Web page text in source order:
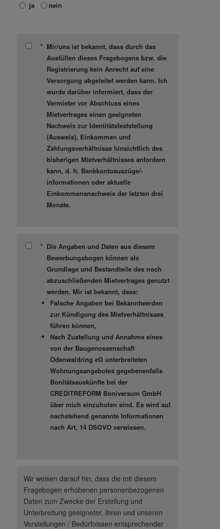
ja nein
* Mir/uns ist bekannt, dass durch das
Ausfüllen dieses Fragebogens bzw. die
Registrierung kein Anrecht auf eine
Versorgung abgeleitet werden kann. Ich
wurde darüber informiert, dass der
Vermieter vor Abschluss eines
Mietvertrages einen geeigneten
Nachweis zur Identitätsfeststellung
(Ausweis), Einkommen und
Zahlungsverhältnisse hinsichtlich des
bisherigen Mietverhältnisses anfordern
kann, d. h. Bankkontoauszüge/-
informationen oder aktuelle
Einkommensnachweis der letzten drei
Monate.
* Die Angaben und Daten aus diesem
Bewerbungsbogen können als
Grundlage und Bestandteile des noch
abzuschließenden Mietvertrages genutzt
werden. Mir ist bekannt, dass:
Falsche Angaben bei Bekanntwerden
zur Kündigung des Mietverhältnisses
führen können,
Nach Zustellung und Annahme eines
von der Baugenossenschaft
Odenwaldring eG unterbreiteten
Wohnungsangebotes gegebenenfalls
Bonitätsauskünfte bei der
CREDITREFORM Boniversum GmbH
über mich einzuholen sind. Es wird auf
nachstehend genannte Informationen
nach Art. 14 DSGVO verwiesen.
Wir weisen darauf hin, dass die mit diesem
Fragebogen erhobenen personenbezogenen
Daten zum Zwecke der Erstellung und
Unterbreitung geeigneter, Ihren und unseren
Vorstellungen / Bedürfnissen entsprechender